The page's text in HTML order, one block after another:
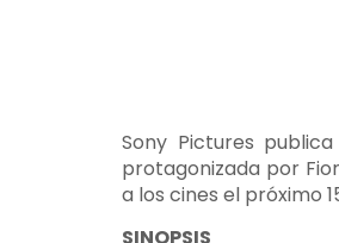
Sony Pictures
protagonizada por
a los cines el próximo